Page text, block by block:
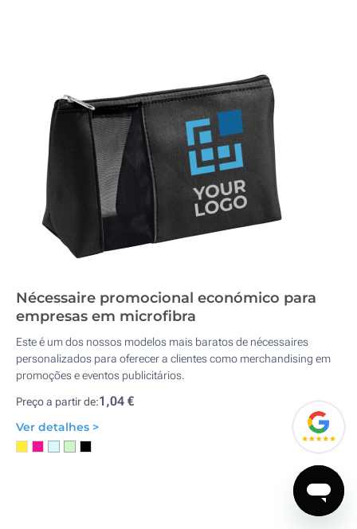
Nécessaire promocional económico para
empresas em microfibra
Este é um dos nossos modelos mais baratos de nécessaires
personalizados para oferecer a clientes como merchandising em
promoções e eventos publicitários.
Preço a partir de:1,04 €
Ver detalhes >